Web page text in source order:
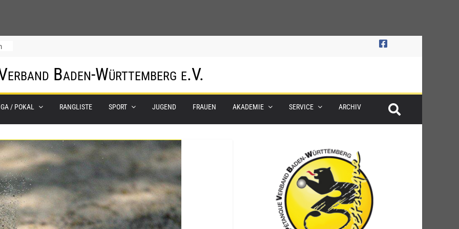
Baden-Württemberg e.V.
/ POKAL RANGLISTE SPORT JUGEND FRAUEN AKADEMIE SERVICE ARCHIV